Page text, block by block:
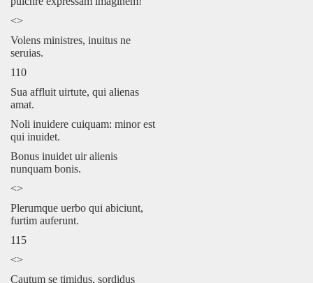
<>
Volens ministres, inuitus ne
seruias.
110
Sua affluit uirtute, qui alienas
amat.
Noli inuidere cuiquam: minor est
qui inuidet.
Bonus inuidet uir alienis
nunquam bonis.
<>
Plerumque uerbo qui abiciunt,
furtim auferunt.
115
<>
Cautum se timidus, sordidus